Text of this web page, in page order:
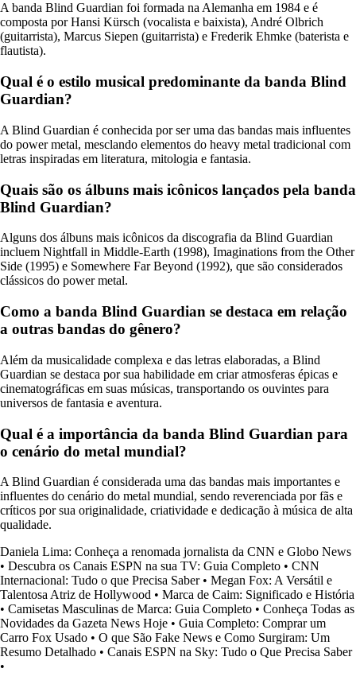
A banda Blind Guardian foi formada na Alemanha em 1984 e é
composta por Hansi Kürsch (vocalista e baixista), André Olbrich
(guitarrista), Marcus Siepen (guitarrista) e Frederik Ehmke (baterista e
flautista).
Qual é o estilo musical predominante da banda Blind
Guardian?
A Blind Guardian é conhecida por ser uma das bandas mais influentes
do power metal, mesclando elementos do heavy metal tradicional com
letras inspiradas em literatura, mitologia e fantasia.
Quais são os álbuns mais icônicos lançados pela banda
Blind Guardian?
Alguns dos álbuns mais icônicos da discografia da Blind Guardian
incluem Nightfall in Middle-Earth (1998), Imaginations from the Other
Side (1995) e Somewhere Far Beyond (1992), que são considerados
clássicos do power metal.
Como a banda Blind Guardian se destaca em relação
a outras bandas do gênero?
Além da musicalidade complexa e das letras elaboradas, a Blind
Guardian se destaca por sua habilidade em criar atmosferas épicas e
cinematográficas em suas músicas, transportando os ouvintes para
universos de fantasia e aventura.
Qual é a importância da banda Blind Guardian para
o cenário do metal mundial?
A Blind Guardian é considerada uma das bandas mais importantes e
influentes do cenário do metal mundial, sendo reverenciada por fãs e
críticos por sua originalidade, criatividade e dedicação à música de alta
qualidade.
Daniela Lima: Conheça a renomada jornalista da CNN e Globo News
• Descubra os Canais ESPN na sua TV: Guia Completo • CNN
Internacional: Tudo o que Precisa Saber• Megan Fox: A Versátil e
Talentosa Atriz de Hollywood • Marca de Caim: Significado e História
• Camisetas Masculinas de Marca: Guia Completo • Conheça Todas as
Novidades da Gazeta News Hoje • Guia Completo: Comprar um
Carro Fox Usado • O que São Fake News e Como Surgiram: Um
Resumo Detalhado • Canais ESPN na Sky: Tudo o Que Precisa Saber
•